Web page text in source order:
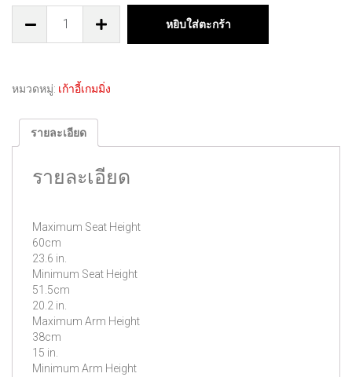
หยิบใส่ตะกร้า
หมวดหมู่: เก้าอี้เกมมิ่ง
รายละเอียด
รายละเอียด
Maximum Seat Height
60cm
23.6 in.
Minimum Seat Height
51.5cm
20.2 in.
Maximum Arm Height
38cm
15 in.
Minimum Arm Height